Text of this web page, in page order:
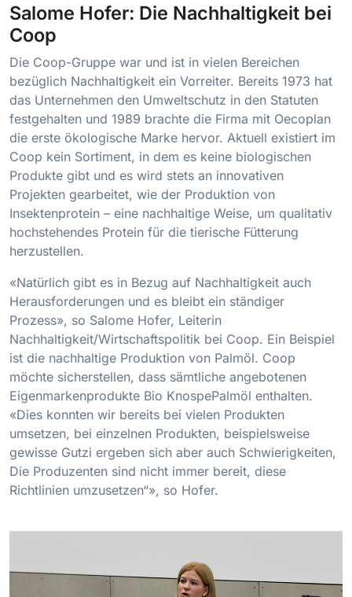
Salome Hofer: Die Nachhaltigkeit bei
Coop
Die Coop-Gruppe war und ist in vielen Bereichen
bezüglich Nachhaltigkeit ein Vorreiter. Bereits 1973 hat
das Unternehmen den Umweltschutz in den Statuten
festgehalten und 1989 brachte die Firma mit Oecoplan
die erste ökologische Marke hervor. Aktuell existiert im
Coop kein Sortiment, in dem es keine biologischen
Produkte gibt und es wird stets an innovativen
Projekten gearbeitet, wie der Produktion von
Insektenprotein – eine nachhaltige Weise, um qualitativ
hochstehendes Protein für die tierische Fütterung
herzustellen.
«Natürlich gibt es in Bezug auf Nachhaltigkeit auch
Herausforderungen und es bleibt ein ständiger
Prozess», so Salome Hofer, Leiterin
Nachhaltigkeit/Wirtschaftspolitik bei Coop. Ein Beispiel
ist die nachhaltige Produktion von Palmöl. Coop
möchte sicherstellen, dass sämtliche angebotenen
Eigenmarkenprodukte Bio KnospePalmöl enthalten.
«Dies konnten wir bereits bei vielen Produkten
umsetzen, bei einzelnen Produkten, beispielsweise
gewisse Gutzi ergeben sich aber auch Schwierigkeiten,
Die Produzenten sind nicht immer bereit, diese
Richtlinien umzusetzen“», so Hofer.